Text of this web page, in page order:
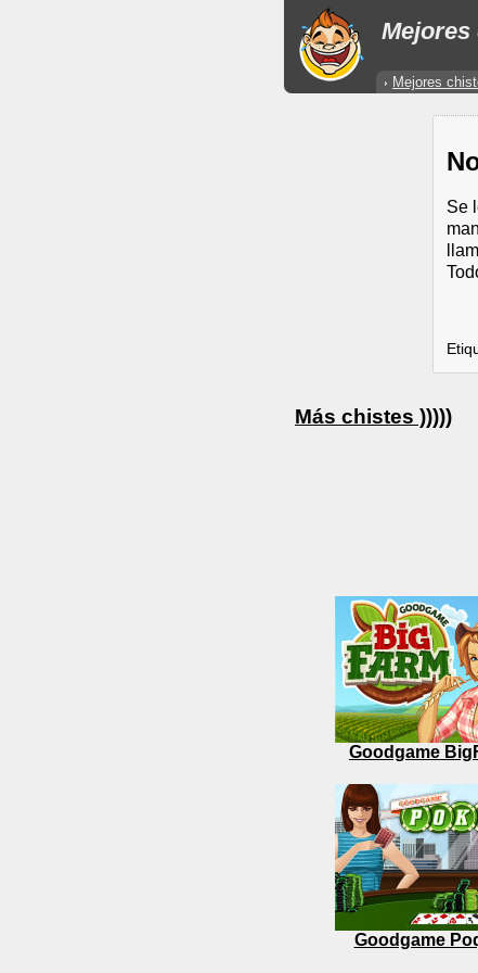
Mejores
Mejores
Se
Más chistes )))))
Goodgame
Goodgame